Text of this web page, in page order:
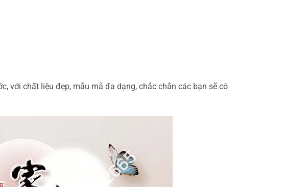
với chất liệu đẹp, mẫu mã đa dạng, chắc chắn các bạn sẽ có